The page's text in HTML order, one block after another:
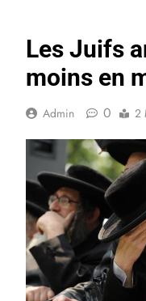
Les Juifs
moins en
Admin 0 2